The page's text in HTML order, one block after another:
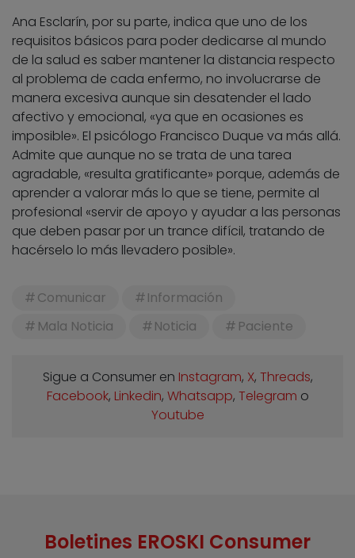
Ana Esclarín, por su parte, indica que uno de los
requisitos básicos para poder dedicarse al mundo
de la salud es saber mantener la distancia respecto
al problema de cada enfermo, no involucrarse de
manera excesiva aunque sin desatender el lado
afectivo y emocional, «ya que en ocasiones es
imposible». El psicólogo Francisco Duque va más allá.
Admite que aunque no se trata de una tarea
agradable, «resulta gratificante» porque, además de
aprender a valorar más lo que se tiene, permite al
profesional «servir de apoyo y ayudar a las personas
que deben pasar por un trance difícil, tratando de
hacérselo lo más llevadero posible».
Comunicar
Información
Mala Noticia
Noticia Paciente
Sigue a Consumer en Instagram, X, Threads,
Facebook, Linkedin, Whatsapp, Telegram o
Youtube
Boletines EROSKI Consumer